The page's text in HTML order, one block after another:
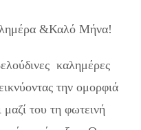
&Καλό Μήνα!
καλημέρες
την ομορφιά
του τη φωτεινή